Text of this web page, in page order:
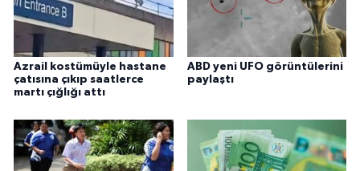
Azrail kostümüyle hastane
çatısına çıkıp saatlerce
martı çığlığı attı
ABD yeni UFO görüntülerini
paylaştı